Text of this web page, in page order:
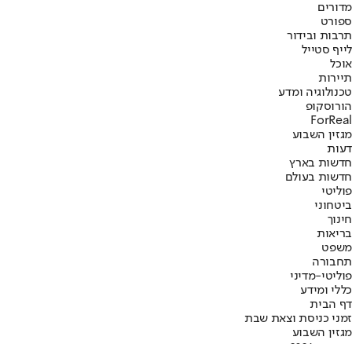
מדורים
ספורט
תרבות ובידור
לייף סטייל
אוכל
תיירות
טכנולוגיה ומדע
הורוסקופ
ForReal
מגזין השבוע
דעות
חדשות בארץ
חדשות בעולם
פוליטי
ביטחוני
חינוך
בריאות
משפט
תחבורה
פוליטי-מדיני
כללי ומידע
דף הבית
זמני כניסת וצאת שבת
מגזין השבוע